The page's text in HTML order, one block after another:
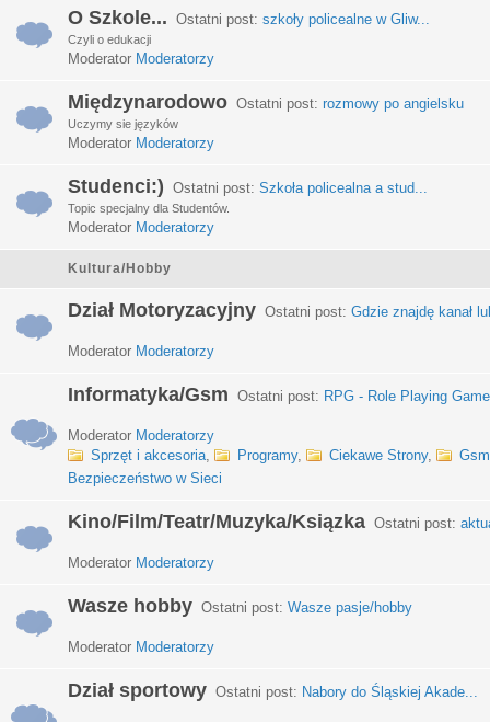
O Szkole... Ostatni post: szkoły policealne w Gliw...
Czyli o edukacji
Moderator Moderatorzy
Międzynarodowo Ostatni post: rozmowy po angielsku
Uczymy sie języków
Moderator Moderatorzy
Studenci:) Ostatni post: Szkoła policealna a stud...
Topic specjalny dla Studentów.
Moderator Moderatorzy
Kultura/Hobby
Dział Motoryzacyjny Ostatni post: Gdzie znajdę kanał
Moderator Moderatorzy
Informatyka/Gsm Ostatni post: RPG - Role Playing
Moderator Moderatorzy
Sprzęt i akcesoria, Programy, Ciekawe Strony,
Gsm
Bezpieczeństwo w Sieci
Kino/Film/Teatr/Muzyka/Ksiązka Ostatni post:
Moderator Moderatorzy
Wasze hobby Ostatni post: Wasze pasje/hobby
Moderator Moderatorzy
Dział sportowy Ostatni post: Nabory do Śląskiej Akade...